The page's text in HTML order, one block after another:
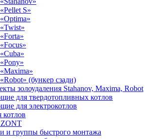
S»
(бункер сзади)
золоудаления Stahanov, Maxima, Robot
для твердотопливных котлов
для электрокотлов
котлов
ZONT
и группы быстрого монтажа